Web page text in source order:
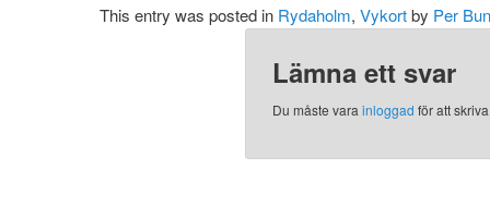
This entry was posted in Rydaholm, Vykortby Per
Lämna ett svar
Du måste varainloggad för att